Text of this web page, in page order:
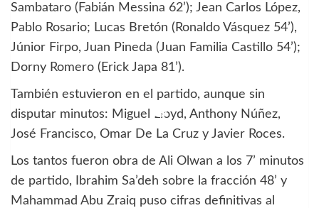
Sambataro (Fabián Messina 62’); Jean Carlos López,
Pablo Rosario; Lucas Bretón (Ronaldo Vásquez 54’),
Júnior Firpo, Juan Pineda (Juan Familia Castillo 54’);
Dorny Romero (Erick Japa 81’).
También estuvieron en el partido, aunque sin
disputar minutos: Miguel Lloyd, Anthony Núñez,
José Francisco, Omar De La Cruz y Javier Roces.
Los tantos fueron obra de Ali Olwan a los 7’ minutos
de partido, Ibrahim Sa’deh sobre la fracción 48’ y
Mahammad Abu Zraiq puso cifras definitivas al